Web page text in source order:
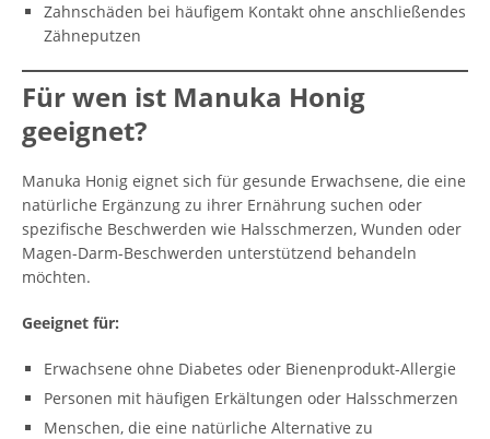
Zahnschäden bei häufigem Kontakt ohne anschließendes
Zähneputzen
Für wen ist Manuka Honig
geeignet?
Manuka Honig eignet sich für gesunde Erwachsene, die eine
natürliche Ergänzung zu ihrer Ernährung suchen oder
spezifische Beschwerden wie Halsschmerzen, Wunden oder
Magen-Darm-Beschwerden unterstützend behandeln
möchten.
Geeignet für:
Erwachsene ohne Diabetes oder Bienenprodukt-Allergie
Personen mit häufigen Erkältungen oder Halsschmerzen
Menschen, die eine natürliche Alternative zu